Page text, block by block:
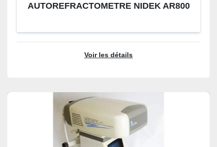
AUTOREFRACTOMETRE NIDEK AR800
Voir les détails